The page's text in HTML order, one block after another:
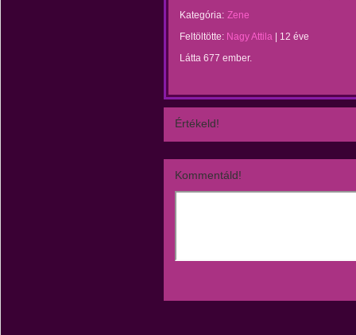
Kategória: Zene
Feltöltötte: Nagy Attila
12 éve
Látta 677 ember.
Értékeld!
Kommentáld!